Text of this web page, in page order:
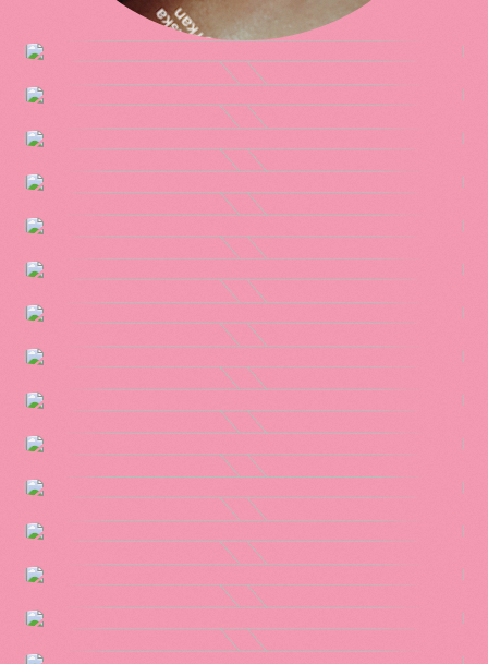
Swedbank
Triss
Willys
Klarna
Polestar
H&M
Swedbank
Barncancerfonden
Volvo Trucks
H&M
AMF
Volvo cars
H&M
Häagen-Dazs
Volvo cars
Elgiganten
Polestar
Telia
Tack och förlåt
H&M
En helt vanlig
familj
H&M
Absolut Vodka